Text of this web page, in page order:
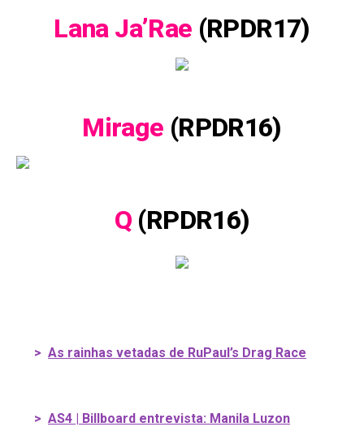
Lana Ja’Rae (RPDR17)
Mirage (RPDR16)
Q (RPDR16)
> As rainhas vetadas de RuPaul’s Drag Race
> AS4 | Billboard entrevista: Manila Luzon